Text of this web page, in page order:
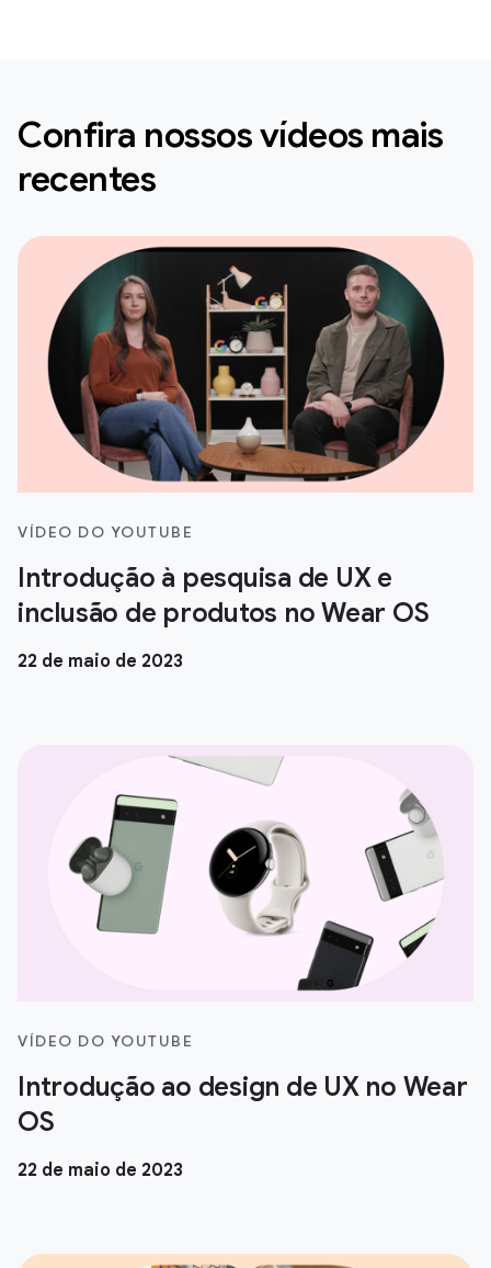
Confira nossos vídeos mais
recentes
VÍDEO DO YOUTUBE
Introdução à pesquisa de UX e
inclusão de produtos no Wear OS
22 de maio de 2023
VÍDEO DO YOUTUBE
Introdução ao design de UX no Wear
OS
22 de maio de 2023